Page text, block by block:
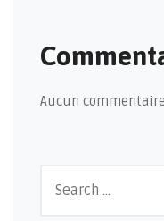
Aucun